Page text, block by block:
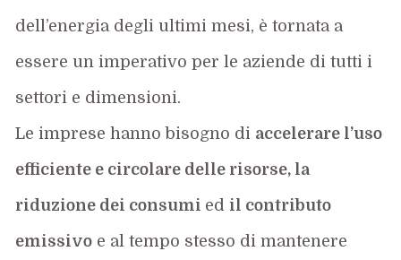
dell’energia degli ultimi mesi, è tornata a
essere un imperativo per le aziende di tutti i
settori e dimensioni.
Le imprese hanno bisogno di accelerare l’uso
efficiente e circolare delle risorse, l a
riduzione dei consumi ed il contributo
emissivo e al tempo stesso di mantenere